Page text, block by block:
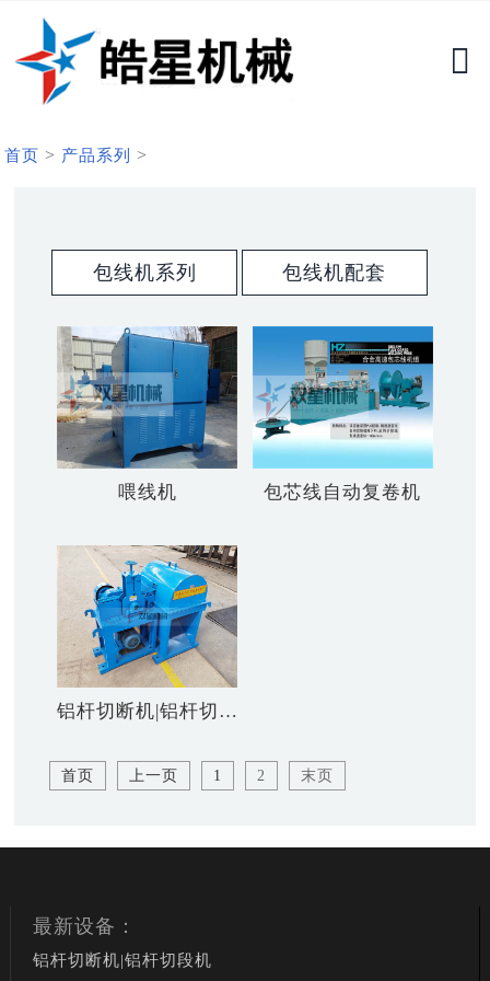
首页 > 产品系列 >
包线机系列 包线机配套
喂线机 包芯线自动复卷机
铝杆切断机|铝杆切段机|切豆机
首页 上一页 1 2 末页
最新设备：
铝杆切断机|铝杆切段机